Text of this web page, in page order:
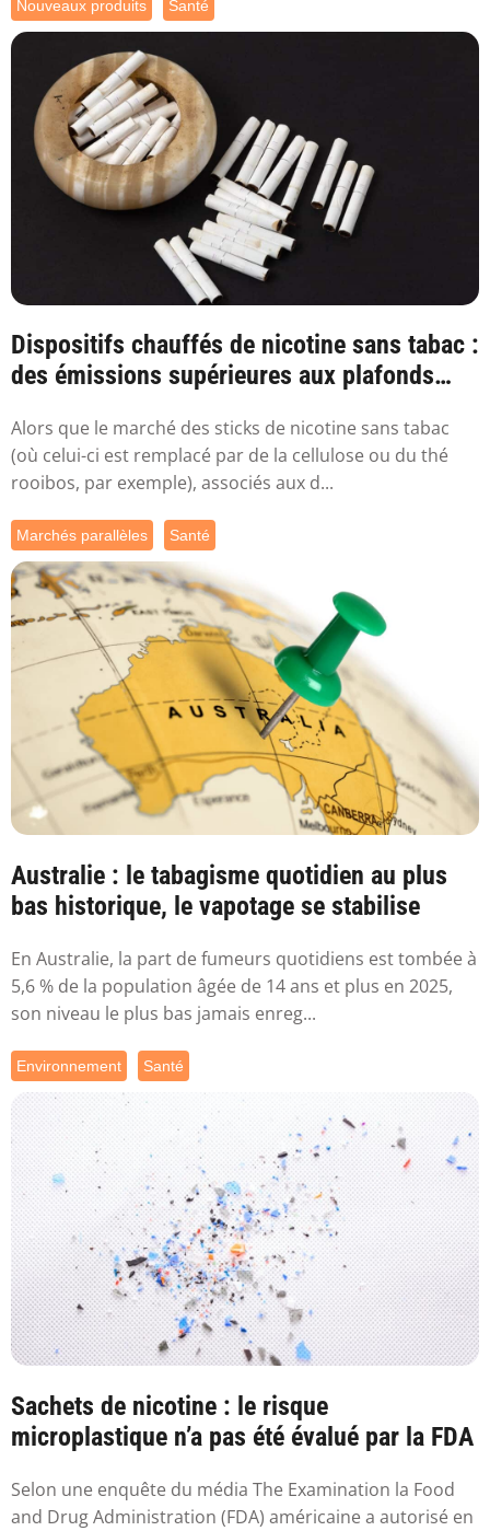
Nouveaux produits Santé
Dispositifs chauffés de nicotine sans tabac :
des émissions supérieures aux plafonds
Alors que le marché des sticks de nicotine sans tabac
(où celui-ci est remplacé par de la cellulose ou du thé
rooibos, par exemple), associés aux d...
Marchés parallèles Santé
Australie : le tabagisme quotidien au plus
bas historique, le vapotage se stabilise
En Australie, la part de fumeurs quotidiens est tombée à
5,6 % de la population âgée de 14 ans et plus en 2025,
son niveau le plus bas jamais enreg...
Environnement Santé
Sachets de nicotine : le risque
microplastique n’a pas été évalué par la FDA
Selon une enquête du média The Examination la Food
and Drug Administration (FDA) américaine a autorisé en